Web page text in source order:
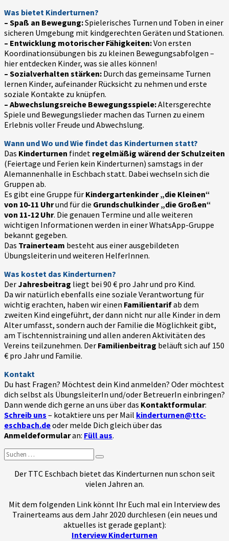
Was bietet Kinderturnen?
– Spaß an Bewegung:Spielerisches Turnen und Toben in einer
sicheren Umgebung mit kindgerechten Geräten und Stationen.
– Entwicklung motorischer Fähigkeiten:Von ersten
Koordinationsübungen bis zu kleinen Bewegungsabfolgen –
hier entdecken Kinder, was sie alles können!
– Sozialverhalten stärken: Durch das gemeinsame Turnen
lernen Kinder, aufeinander Rücksicht zu nehmen und erste
soziale Kontakte zu knüpfen.
– Abwechslungsreiche Bewegungsspiele:Altersgerechte
Spiele und Bewegungslieder machen das Turnen zu einem
Erlebnis voller Freude und Abwechslung.
Wann und Wo und Wie findet das Kinderturnen statt?
Das Kinderturnen findet regelmäßig wärend der Schulzeiten
(Feiertage und Ferien kein Kinderturnen) samstags in der
Alemannenhalle in Eschbach statt. Dabei wechseln sich die
Gruppen ab.
Es gibt eine Gruppe für Kindergartenkinder „die Kleinen“
von 10-11 Uhrund für die Grundschulkinder „die Großen“
von 11-12 Uhr. Die genauen Termine und alle weiteren
wichtigen Informationen werden in einer WhatsApp-Gruppe
bekannt gegeben.
Das Trainerteam besteht aus einer ausgebildeten
Übungsleiterin und weiteren HelferInnen.
Was kostet das Kinderturnen?
DerJahresbeitrag liegt bei 90 € pro Jahr und pro Kind.
Da wir natürlich ebenfalls eine soziale Verantwortung für
wichtig erachten, haben wir einen Familientarifab dem
zweiten Kind eingeführt, der dann nicht nur alle Kinder in dem
Alter umfasst, sondern auch der Familie die Möglichkeit gibt,
am Tischtennistraining und allen anderen Aktivitäten des
Vereins teilzunehmen. Der Familienbeitrag beläuft sich auf 150
€ pro Jahr und Familie.
Kontakt
Du hast Fragen? Möchtest dein Kind anmelden? Oder möchtest
dich selbst als ÜbungsleiterIn und/oder BetreuerIn einbringen?
Dann wende dich gerne an uns über das Kontaktformular:
Schreib uns – kotaktiere uns per Mail kinderturnen@ttc-
eschbach.deoder melde Dich gleich über das
Anmeldeformularan: Füll aus.
Suchen
nach:
Suchen
Der TTC Eschbach bietet das Kinderturnen nun schon seit
vielen Jahren an.
Mit dem folgenden Link könnt Ihr Euch mal ein Interview des
Trainerteams aus dem Jahr 2020 durchlesen (ein neues und
aktuelles ist gerade geplant):
Interview Kinderturnen